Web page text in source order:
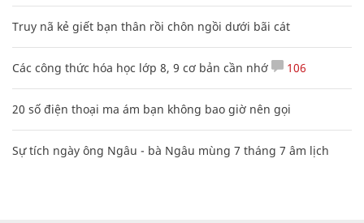
Truy nã kẻ giết bạn thân rồi chôn ngồi dưới bãi cát
Các công thức hóa học lớp 8, 9 cơ bản cần nhớ 106
20 số điện thoại ma ám bạn không bao giờ nên gọi
Sự tích ngày ông Ngâu - bà Ngâu mùng 7 tháng 7 âm lịch